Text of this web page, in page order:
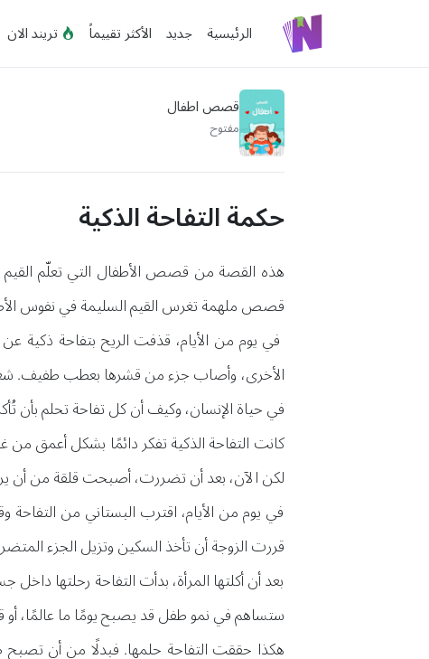
الرئيسية جديد الأكثر تقييماً تريند الان
قصص اطفال
مفتوح
حكمة التفاحة الذكية
هذه القصة من قصص الأطفال التي تعلّم القيم
قصص ملهمة تغرس القيم السليمة في نفوس
في يوم من الأيام، قذفت الريح بتفاحة
الأخرى، وأصاب جزء من قشرها بعطب طفيف.
في حياة الإنسان، وكيف أن كل تفاحة تحلم بأن
كانت التفاحة الذكية تفكر دائمًا بشكل أعمق
لكن الآن، بعد أن تضررت، أصبحت قلقة من أن
في يوم من الأيام، اقترب البستاني من التفاحة
قررت الزوجة أن تأخذ السكين وتزيل الجزء
بعد أن أكلتها المرأة، بدأت التفاحة رحلتها
ستساهم في نمو طفل قد يصبح يومًا ما عالمًا، أو
هكذا حققت التفاحة حلمها. فبدلًا من أن